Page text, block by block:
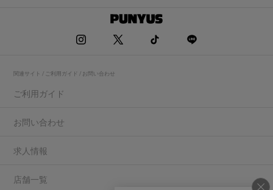
関連サイト / ご利用ガイド / お問い合わせ
ご利用ガイド
お問い合わせ
求人情報
店舗一覧